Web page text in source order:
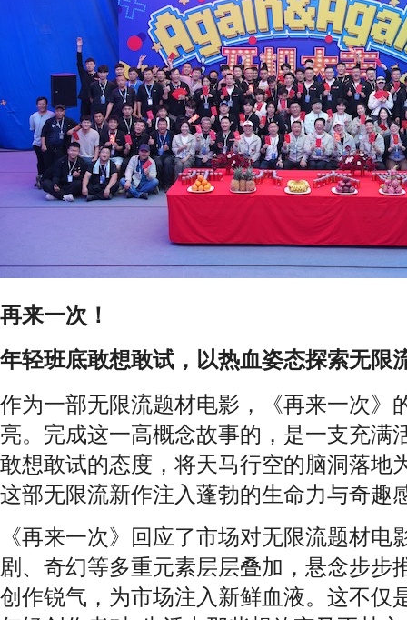
再来一次！
年轻班底敢想敢试，以热血姿态探索无限
作为一部无限流题材电影，《再来一次》
亮。完成这一高概念故事的，是一支充满
敢想敢试的态度，将天马行空的脑洞落地
这部无限流新作注入蓬勃的生命力与奇趣
《再来一次》回应了市场对无限流题材电
剧、奇幻等多重元素层层叠加，悬念步步
创作锐气，为市场注入新鲜血液。这不仅